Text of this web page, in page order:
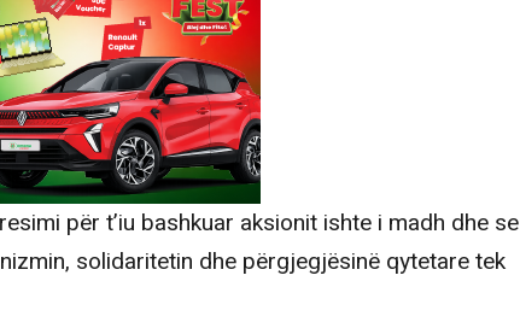
për t’iu bashkuar aksionit ishte i madh dhe se
solidaritetin dhe përgjegjësinë qytetare tek